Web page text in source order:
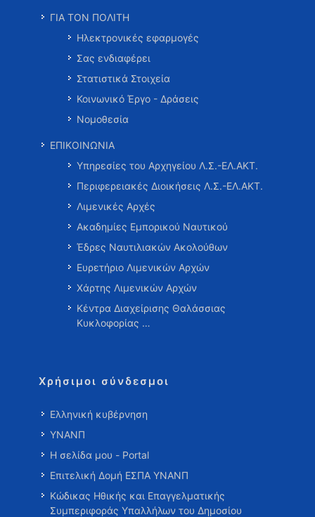
ΓΙΑ ΤΟΝ ΠΟΛΙΤΗ
Ηλεκτρονικές εφαρμογές
Σας ενδιαφέρει
Στατιστικά Στοιχεία
Κοινωνικό Έργο - Δράσεις
Νομοθεσία
ΕΠΙΚΟΙΝΩΝΙΑ
Υπηρεσίες του Αρχηγείου Λ.Σ.-ΕΛ.ΑΚΤ.
Περιφερειακές Διοικήσεις Λ.Σ.-ΕΛ.ΑΚΤ.
Λιμενικές Αρχές
Ακαδημίες Εμπορικού Ναυτικού
Έδρες Ναυτιλιακών Ακολούθων
Ευρετήριο Λιμενικών Αρχών
Χάρτης Λιμενικών Αρχών
Κέντρα Διαχείρισης Θαλάσσιας
Κυκλοφορίας …
Χρήσιμοι σύνδεσμοι
Ελληνική κυβέρνηση
ΥΝΑΝΠ
Η σελίδα μου - Portal
Επιτελική Δομή ΕΣΠΑ ΥΝΑΝΠ
Κώδικας Ηθικής και Επαγγελματικής
Συμπεριφοράς Υπαλλήλων του Δημοσίου